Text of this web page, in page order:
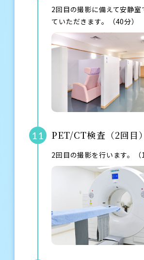
2回目の撮影に備えて安静室
ていただきます。（40分）
11 PET/CT検査（2回目）
2回目の撮影を行います。（